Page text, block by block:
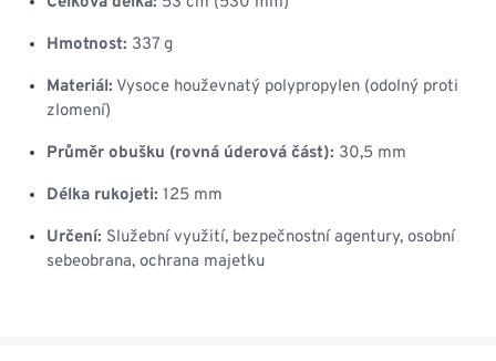
Hmotnost: 337 g
Materiál: Vysoce houževnatý polypropylen (odolný proti
zlomení)
Průměr obušku (rovná úderová část): 30,5 mm
Délka rukojeti: 125 mm
Určení: Služební využití, bezpečnostní agentury, osobní
sebeobrana, ochrana majetku